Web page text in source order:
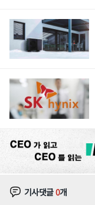
기사댓글0개